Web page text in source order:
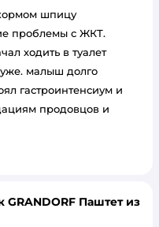
шпицу
проблемы с ЖКТ.
ходить в туалет
малыш долго
гастроинтенсиум и
продовцов и
GRANDORF Паштет из